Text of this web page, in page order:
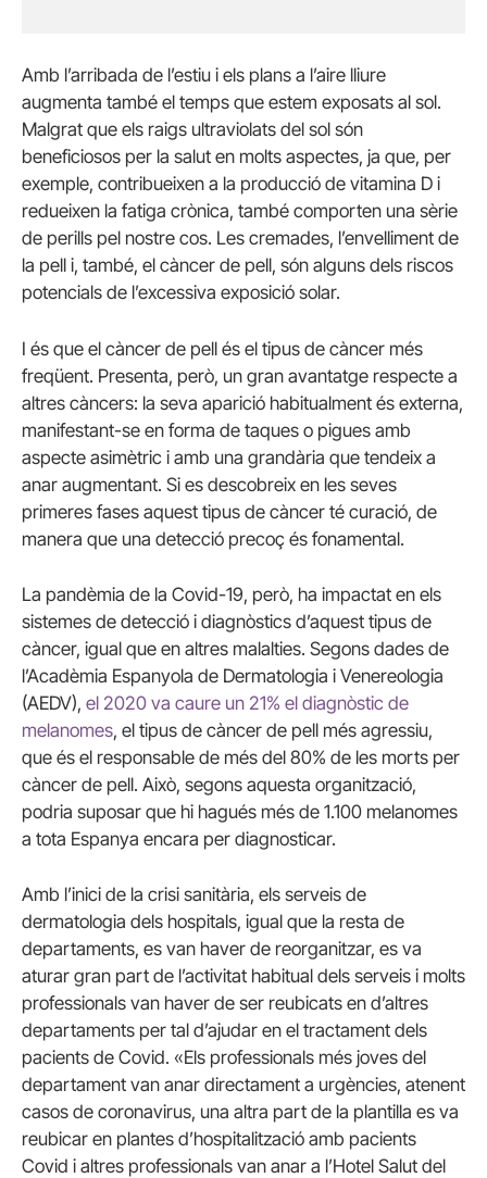
Amb l’arribada de l’estiu i els plans a l’aire lliure
augmenta també el temps que estem exposats al sol.
Malgrat que els raigs ultraviolats del sol són
beneficiosos per la salut en molts aspectes, ja que, per
exemple, contribueixen a la producció de vitamina D i
redueixen la fatiga crònica, també comporten una sèrie
de perills pel nostre cos. Les cremades, l’envelliment de
la pell i, també, el càncer de pell, són alguns dels riscos
potencials de l’excessiva exposició solar.
I és que el càncer de pell és el tipus de càncer més
freqüent. Presenta, però, un gran avantatge respecte a
altres càncers: la seva aparició habitualment és externa,
manifestant-se en forma de taques o pigues amb
aspecte asimètric i amb una grandària que tendeix a
anar augmentant. Si es descobreix en les seves
primeres fases aquest tipus de càncer té curació, de
manera que una detecció precoç és fonamental.
La pandèmia de la Covid-19, però, ha impactat en els
sistemes de detecció i diagnòstics d’aquest tipus de
càncer, igual que en altres malalties. Segons dades de
l’Acadèmia Espanyola de Dermatologia i Venereologia
(AEDV), el 2020 va caure un 21% el diagnòstic de
melanomes, el tipus de càncer de pell més agressiu,
que és el responsable de més del 80% de les morts per
càncer de pell. Això, segons aquesta organització,
podria suposar que hi hagués més de 1.100 melanomes
a tota Espanya encara per diagnosticar.
Amb l’inici de la crisi sanitària, els serveis de
dermatologia dels hospitals, igual que la resta de
departaments, es van haver de reorganitzar, es va
aturar gran part de l’activitat habitual dels serveis i molts
professionals van haver de ser reubicats en d’altres
departaments per tal d’ajudar en el tractament dels
pacients de Covid. «Els professionals més joves del
departament van anar directament a urgències, atenent
casos de coronavirus, una altra part de la plantilla es va
reubicar en plantes d’hospitalització amb pacients
Covid i altres professionals van anar a l’Hotel Salut del